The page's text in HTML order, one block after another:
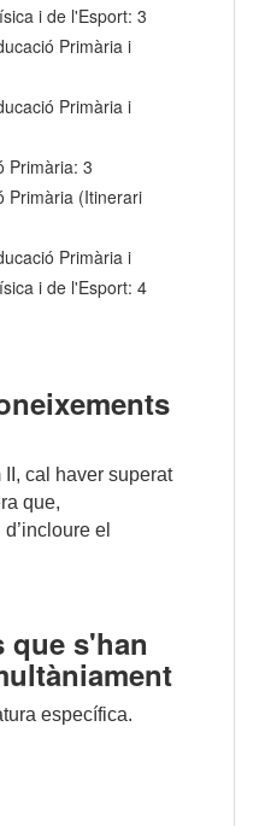
i de l'Esport: 3
Primària i
Primària i
Primària: 3
Primària (Itinerari
Primària i
i de l'Esport: 4
cal haver superat
que,
el
que s'han
específica.